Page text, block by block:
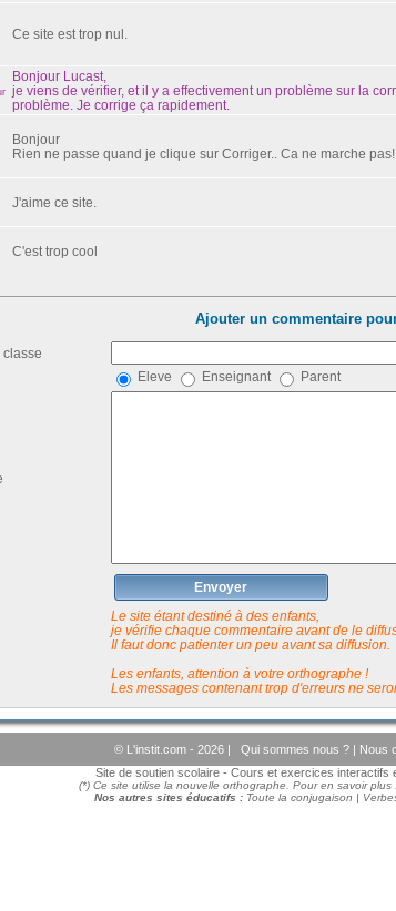
Ce site est trop nul.
Bonjour Lucast,
je viens de vérifier, et il y a effectivement un problème sur la
problème. Je corrige ça rapidement.
Bonjour
Rien ne passe quand je clique sur Corriger.. Ca ne marche
J'aime ce site.
C'est trop cool
Ajouter un commentaire
classe
Eleve Enseignant Parent
Envoyer
Le site étant destiné à des enfants,
je vérifie chaque commentaire avant de le
Il faut donc patienter un peu avant sa diffusion.
Les enfants, attention à votre orthographe !
Les messages contenant trop d'erreurs ne
© L'instit.com - 2026 | Qui sommes nous ?
Nous
Site de soutien scolaire - Cours et exercices interactifs
(*) Ce site utilise la nouvelle orthographe. Pour en savoir
Nos autres sites éducatifs : Toute la conjugaison |